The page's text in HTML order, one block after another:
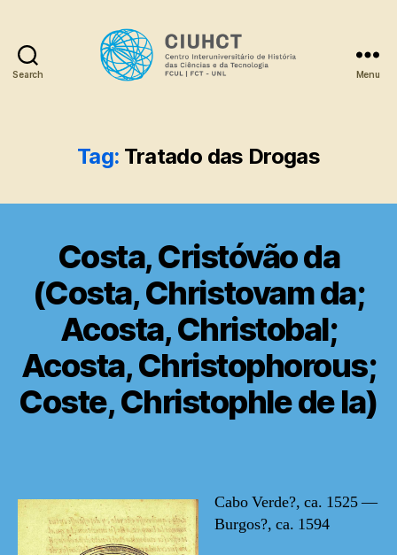
Search Menu
Tag: Tratado das Drogas
Costa, Cristóvão da
(Costa, Christovam da;
Acosta, Christobal;
Acosta, Christophorous;
Coste, Christophle de la)
Cabo Verde?, ca. 1525 —
Burgos?, ca. 1594